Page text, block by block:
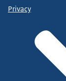
Privacy